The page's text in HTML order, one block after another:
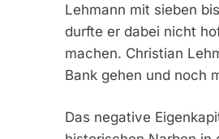
Lehmann mit sieben
durfte er dabei nicht
machen. Christian
Bank gehen und noch
Das negative